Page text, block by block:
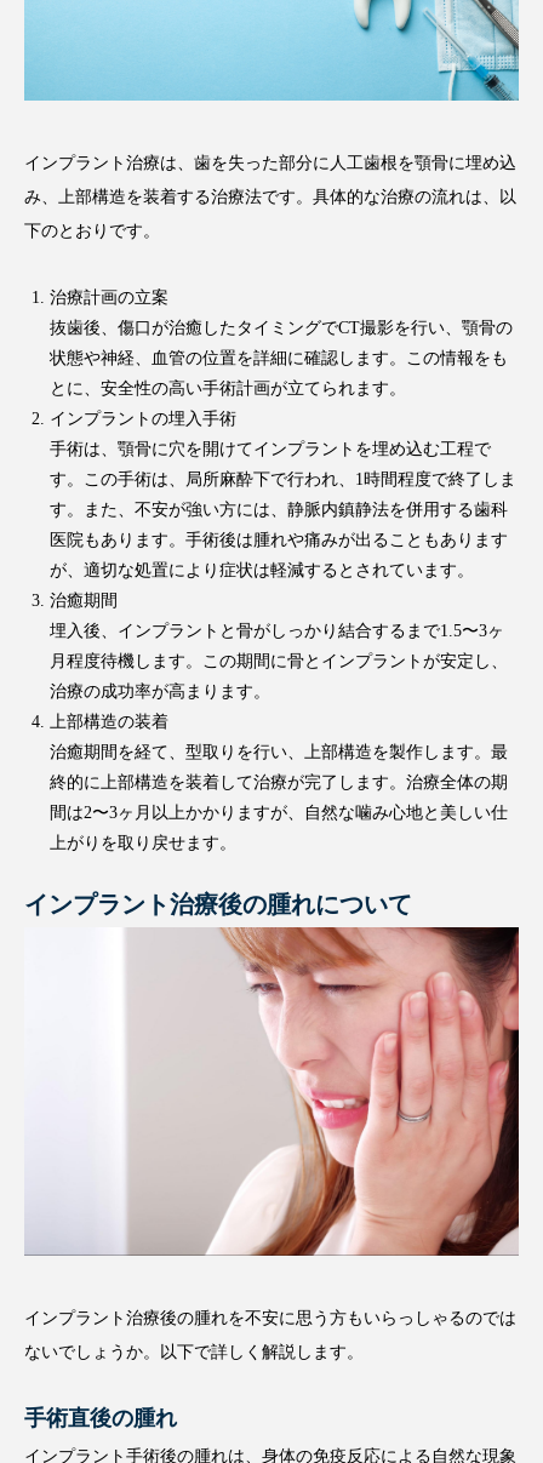
インプラント治療は、歯を失った部分に人工歯根を顎骨に埋め込
み、上部構造を装着する治療法です。具体的な治療の流れは、以
下のとおりです。
治療計画の立案
抜歯後、傷口が治癒したタイミングでCT撮影を行い、顎骨の
状態や神経、血管の位置を詳細に確認します。この情報をも
とに、安全性の高い手術計画が立てられます。
インプラントの埋入手術
手術は、顎骨に穴を開けてインプラントを埋め込む工程で
す。この手術は、局所麻酔下で行われ、1時間程度で終了しま
す。また、不安が強い方には、静脈内鎮静法を併用する歯科
医院もあります。手術後は腫れや痛みが出ることもあります
が、適切な処置により症状は軽減するとされています。
治癒期間
埋入後、インプラントと骨がしっかり結合するまで1.5〜3ヶ
月程度待機します。この期間に骨とインプラントが安定し、
治療の成功率が高まります。
上部構造の装着
治癒期間を経て、型取りを行い、上部構造を製作します。最
終的に上部構造を装着して治療が完了します。治療全体の期
間は2〜3ヶ月以上かかりますが、自然な噛み心地と美しい仕
上がりを取り戻せます。
インプラント治療後の腫れについて
インプラント治療後の腫れを不安に思う方もいらっしゃるのでは
ないでしょうか。以下で詳しく解説します。
手術直後の腫れ
インプラント手術後の腫れは、身体の免疫反応による自然な現象